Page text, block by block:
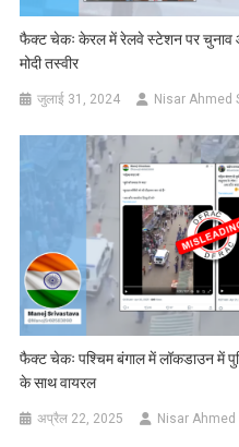
फैक्ट चेकः केरल में रेलवे स्टेशन पर चुनाव
मोदी तस्वीर
जुलाई 31, 2024 Nisar Ahmed
फैक्ट चेकः पश्चिम बंगाल में लॉकडाउन में
के साथ वायरल
अप्रैल 22, 2025 Nisar Ahmed